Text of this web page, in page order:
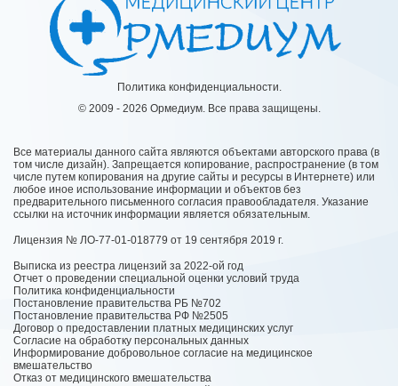
Политика конфиденциальности.
© 2009 - 2026 Ормедиум. Все права защищены.
Все материалы данного сайта являются объектами авторского права (в
том числе дизайн). Запрещается копирование, распространение (в том
числе путем копирования на другие сайты и ресурсы в Интернете) или
любое иное использование информации и объектов без
предварительного письменного согласия правообладателя. Указание
ссылки на источник информации является обязательным.
Лицензия № ЛО-77-01-018779 от 19 сентября 2019 г.
Выписка из реестра лицензий за 2022-ой год
Отчет о проведении специальной оценки условий труда
Политика конфиденциальности
Постановление правительства РБ №702
Постановление правительства РФ №2505
Договор о предоставлении платных медицинских услуг
Согласие на обработку персональных данных
Информирование добровольное согласие на медицинское
вмешательство
Отказ от медицинского вмешательства